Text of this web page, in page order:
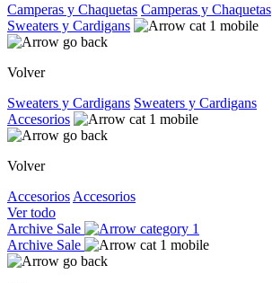
Camperas y Chaquetas Camperas y Chaquetas
Sweaters y Cardigans
Volver
Sweaters y Cardigans Sweaters y Cardigans
Accesorios
Volver
Accesorios Accesorios
Ver todo
Archive Sale
Archive Sale